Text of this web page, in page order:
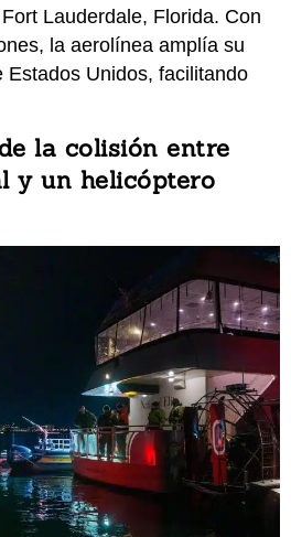
Lauderdale, Florida. Con
la aerolínea amplía su
Estados Unidos, facilitando
la colisión entre
y un helicóptero